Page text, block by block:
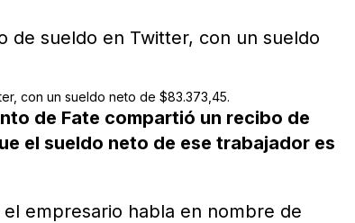
con un sueldo neto de $83.373,45.
de Fate compartió un recibo de
el sueldo neto de ese trabajador es
empresario habla en nombre de